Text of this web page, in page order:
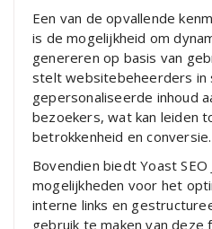
Een van de opvallende
is de mogelijkheid om
genereren op basis van
stelt websitebeheerders in
gepersonaliseerde inhoud
bezoekers, wat kan leiden
betrokkenheid en conversie.
Bovendien biedt Yoast SEO
mogelijkheden voor het
interne links en
gebruik te maken van deze